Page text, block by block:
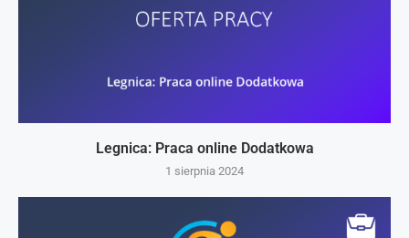
Legnica: Praca online Dodatkowa
1 sierpnia 2024